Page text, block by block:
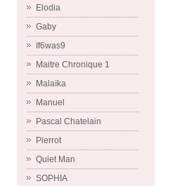
Elodia
Gaby
If6was9
Maitre Chronique 1
Malaïka
Manuel
Pascal Chatelain
Pierrot
Quiet Man
SOPHIA